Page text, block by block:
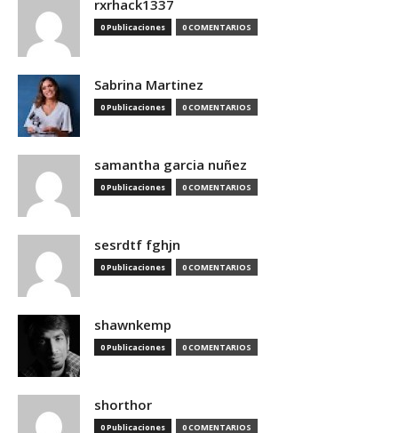
rxrhack1337
0 Publicaciones 0 COMENTARIOS
Sabrina Martinez
0 Publicaciones 0 COMENTARIOS
samantha garcia nuñez
0 Publicaciones 0 COMENTARIOS
sesrdtf fghjn
0 Publicaciones 0 COMENTARIOS
shawnkemp
0 Publicaciones 0 COMENTARIOS
shorthor
0 Publicaciones 0 COMENTARIOS